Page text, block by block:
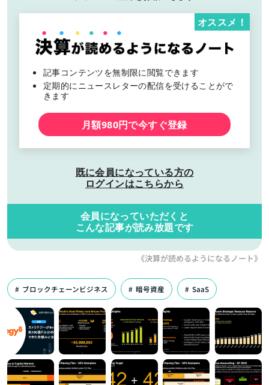
記事コンテンツを無制限に閲覧できます
定期的にニュースレターの配信を受けることがで
きます
オススメ！
月額980円で今すぐ登録
既に会員になっている方の
ログインはこちらから
会員になっていただくと
こんな記事が読み放題です
《決算が読めるようになるノート》
ブロックチェーンビジネス 暗号資産 SaaS